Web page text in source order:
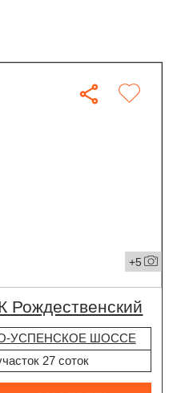
+5
Рождественский
УСПЕНСКОЕ ШОССЕ
27 соток